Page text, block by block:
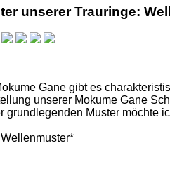
unserer Trauringe:
Gane gibt es
unserer Mokume Gane
grundlegenden Muster möchte